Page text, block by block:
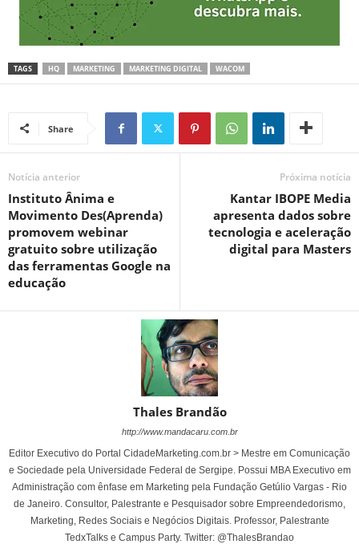
TAGS HQ MARKETING MARKETING DIGITAL WACOM
Share
Notícia anterior
Instituto Ânima e
Movimento Des(Aprenda)
promovem webinar
gratuito sobre utilização
das ferramentas Google na
educação
Próxima notícia
Kantar IBOPE Media
apresenta dados sobre
tecnologia e aceleração
digital para Masters
Thales Brandão
http://www.mandacaru.com.br
Editor Executivo do Portal CidadeMarketing.com.br > Mestre em Comunicação
e Sociedade pela Universidade Federal de Sergipe. Possui MBA Executivo em
Administração com ênfase em Marketing pela Fundação Getúlio Vargas - Rio
de Janeiro. Consultor, Palestrante e Pesquisador sobre Empreendedorismo,
Marketing, Redes Sociais e Negócios Digitais. Professor, Palestrante
TedxTalks e Campus Party. Twitter: @ThalesBrandao